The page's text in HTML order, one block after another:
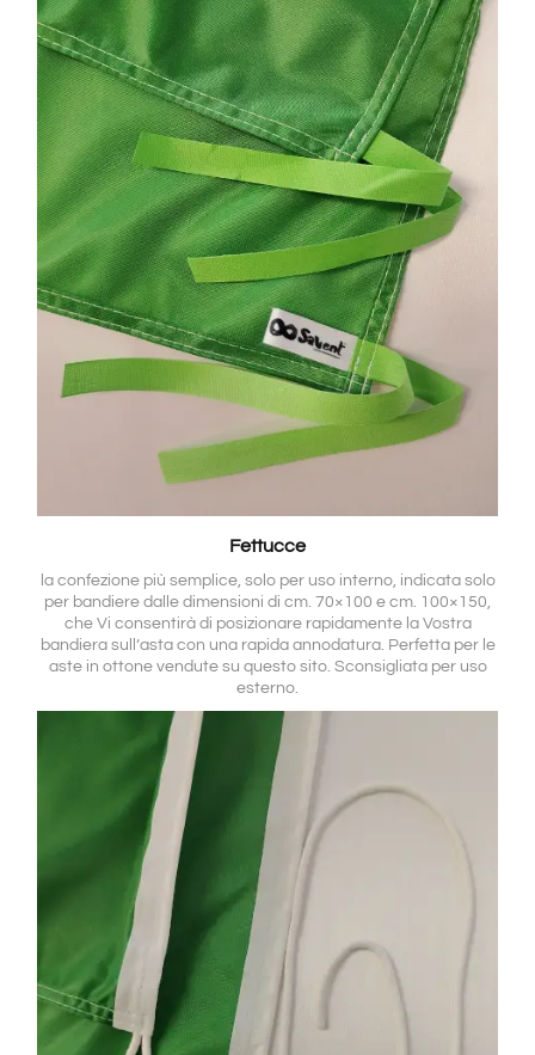
Fettucce
la confezione più semplice, solo per uso interno, indicata solo
per bandiere dalle dimensioni di cm. 70×100 e cm. 100×150,
che Vi consentirà di posizionare rapidamente la Vostra
bandiera sull’asta con una rapida annodatura. Perfetta per le
aste in ottone vendute su questo sito. Sconsigliata per uso
esterno.